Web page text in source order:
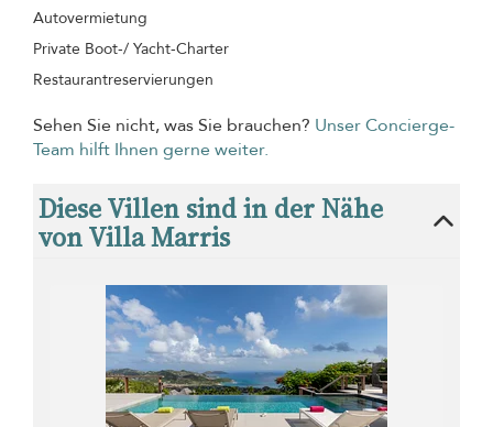
Autovermietung
Private Boot-/ Yacht-Charter
Restaurantreservierungen
Sehen Sie nicht, was Sie brauchen? Unser Concierge-
Team hilft Ihnen gerne weiter.
Diese Villen sind in der Nähe
von Villa Marris